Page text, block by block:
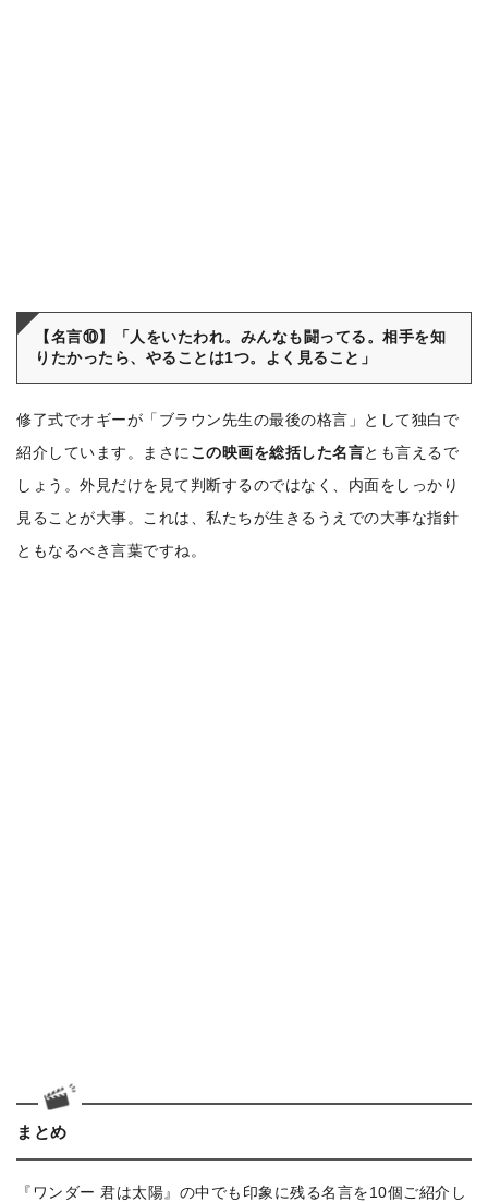
【名言⑩】「人をいたわれ。みんなも闘ってる。相手を知
りたかったら、やることは1つ。よく見ること」
修了式でオギーが「ブラウン先生の最後の格言」として独白で
紹介しています。まさに この映画を総括した名言とも言えるで
しょう。外見だけを見て判断するのではなく、内面をしっかり
見ることが大事。これは、私たちが生きるうえでの大事な指針
ともなるべき言葉ですね。
まとめ
『ワンダー 君は太陽』の中でも印象に残る名言を10個ご紹介し